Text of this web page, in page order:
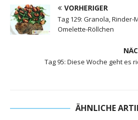
VORHERIGER
Tag 129: Granola,
Omelette-Röllchen
Tag 95: Diese Woche geht es
ÄHNLICHE